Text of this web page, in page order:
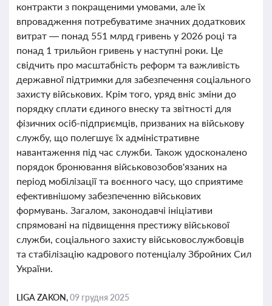
контракти з покращеними умовами, але їх
впровадження потребуватиме значних додаткових
витрат — понад 551 млрд гривень у 2026 році та
понад 1 трильйон гривень у наступні роки. Це
свідчить про масштабність реформ та важливість
державної підтримки для забезпечення соціального
захисту військових. Крім того, уряд вніс зміни до
порядку сплати єдиного внеску та звітності для
фізичних осіб-підприємців, призваних на військову
службу, що полегшує їх адміністративне
навантаження під час служби. Також удосконалено
порядок бронювання військовозобов'язаних на
період мобілізації та воєнного часу, що сприятиме
ефективнішому забезпеченню військових
формувань. Загалом, законодавчі ініціативи
спрямовані на підвищення престижу військової
служби, соціального захисту військовослужбовців
та стабілізацію кадрового потенціалу Збройних Сил
України.
LIGA ZAKON,09 грудня 2025